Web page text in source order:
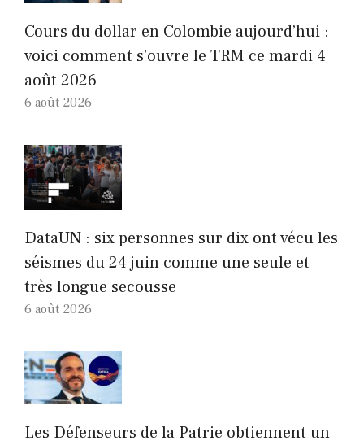
Cours du dollar en Colombie aujourd’hui :
voici comment s’ouvre le TRM ce mardi 4
août 2026
6 août 2026
DataUN : six personnes sur dix ont vécu les
séismes du 24 juin comme une seule et
très longue secousse
6 août 2026
Les Défenseurs de la Patrie obtiennent un